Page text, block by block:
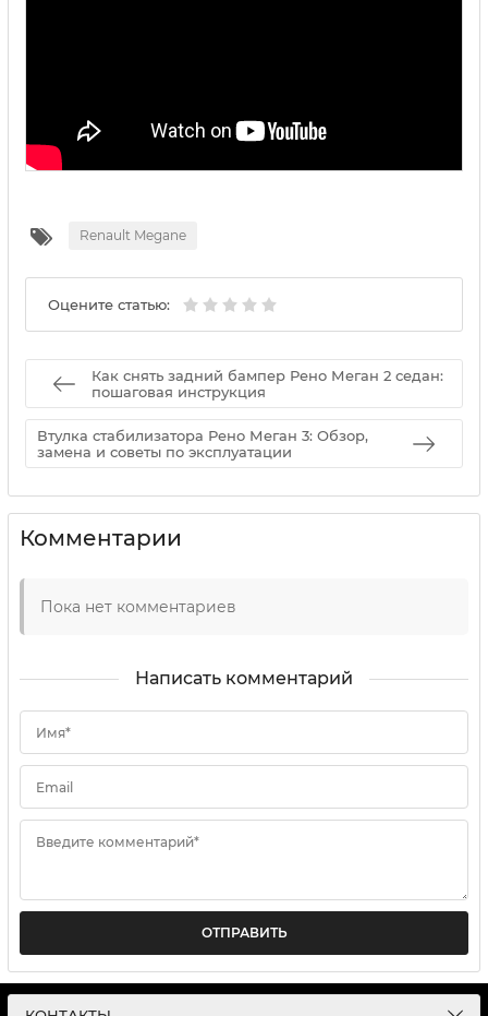
Renault Megane
Оцените статью:
Как снять задний бампер Рено Меган 2 седан:
пошаговая инструкция
Втулка стабилизатора Рено Меган 3: Обзор,
замена и советы по эксплуатации
Комментарии
Пока нет комментариев
Написать комментарий
Имя*
Email
Введите комментарий*
ОТПРАВИТЬ